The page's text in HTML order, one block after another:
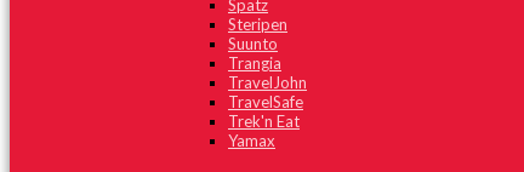
Spatz
Steripen
Suunto
Trangia
TravelJohn
TravelSafe
Trek'n Eat
Yamax